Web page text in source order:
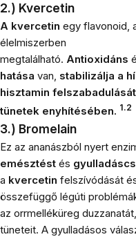
2.) Kvercetin
A kvercetin egy flavonoid,
élelmiszerben
megtalálható. Antioxidáns
hatása van, stabilizálja a
hisztamin felszabadulását
tünetek enyhítésében. 1.2
3.) Bromelain
Ez az ananászból nyert
emésztést és
a kvercetin felszívódását
összefüggő légúti
az orrmelléküreg
tüneteit. A gyulladásos